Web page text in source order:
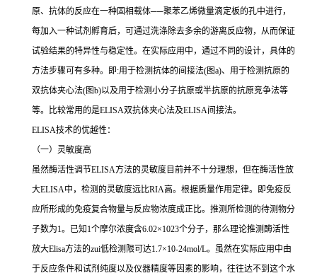
原、抗体的反应在一种固相载体──聚苯乙烯微量滴定板的孔中进行，
每加入一种试剂孵育后，可通过洗涤除去多余的游离反应物，从而保证
试验结果的特异性与稳定性。在实际应用中，通过不同的设计，具体的
方法步骤可有多种。即:用于检测抗体的间接法(图a)、用于检测抗原的
双抗体夹心法(图b)以及用于检测小分子抗原或半抗原的抗原竞争法等
等。比较常用的是ELISA双抗体夹心法及ELISA间接法。
ELISA技术的优越性：
（一）灵敏度高
虽然酶活性调节ELISA方法的灵敏度目前并不十分理想，但在酶活性放
大ELISA中，检测的灵敏度远比RIA高。根据质量作用定律。即免疫反
应所形成的免疫复合物量与反应物浓度成正比。推测所检测的待测物分
子数为1。已知 1个摩尔浓度含6.02×1023个分子，那么理论推测酶活性
放大Elisa方法的zui低检测限可达1.7×10-24mol/L。虽然在实际应用中由
于反应条件和试剂纯度以及仪器精度等因素的影响，往往达不到这个水